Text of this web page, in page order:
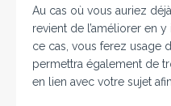
Au cas où vous auriez
revient de l’améliorer en
ce cas, vous ferez usage
permettra également de
en lien avec votre sujet